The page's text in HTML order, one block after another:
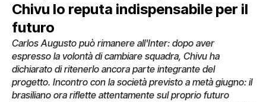
Chivu lo reputa indispensabile per il
futuro
Carlos Augusto può rimanere all'Inter: dopo aver
espresso la volontà di cambiare squadra, Chivu ha
dichiarato di ritenerlo ancora parte integrante del
progetto. Incontro con la società previsto a metà giugno: il
brasiliano ora riflette attentamente sul proprio futuro